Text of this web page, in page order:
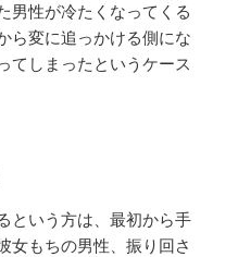
男性が冷たくなってくる
ら変に追っかける側にな
てしまったというケース
という方は、最初から手
女もちの男性、振り回さ